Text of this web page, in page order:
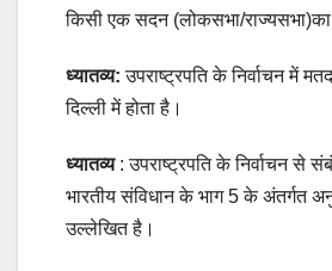
किसी एक सदन (लोकसभा/राज्यसभा)का
ध्यातव्य: उपराष्ट्रपति के निर्वाचन में
दिल्ली में होता है।
ध्यातव्य: उपराष्ट्रपति के निर्वाचन से
भारतीय संविधान के भाग 5 के अंतर्गत
उल्लेखित है।